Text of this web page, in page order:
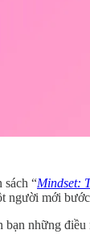
sách “Mindset:
người mới
bạn những